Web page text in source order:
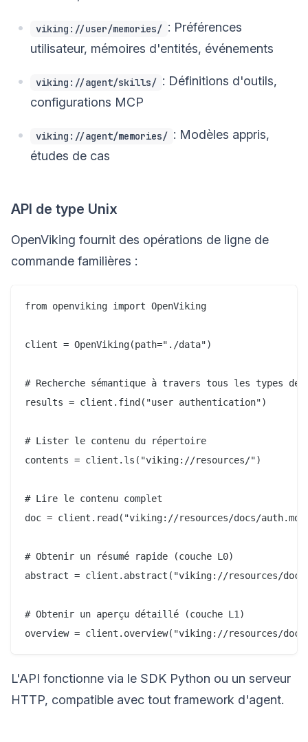
viking://user/memories/ : Préférences
utilisateur, mémoires d'entités, événements
viking://agent/skills/ : Définitions d'outils,
configurations MCP
viking://agent/memories/ : Modèles appris,
études de cas
API de type Unix
OpenViking fournit des opérations de ligne de
commande familières :
from openviking import OpenViking
client = OpenViking(path="./data")
# Recherche sémantique à travers tous les types de
results = client.find("user authentication")
# Lister le contenu du répertoire
contents = client.ls("viking://resources/")
# Lire le contenu complet
doc = client.read("viking://resources/docs/
# Obtenir un résumé rapide (couche L0)
abstract = client.abstract("viking://resources/
# Obtenir un aperçu détaillé (couche L1)
L'API fonctionne via le SDK Python ou un serveur
HTTP, compatible avec tout framework d'agent.